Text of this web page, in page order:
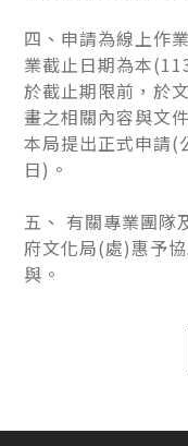
四、申請為線上作
業截止日期為本
於截止期限前，於
畫之相關內容與文
本局提出正式申請(
日)。
五、 有關專業團隊
府文化局(處)惠予
與。